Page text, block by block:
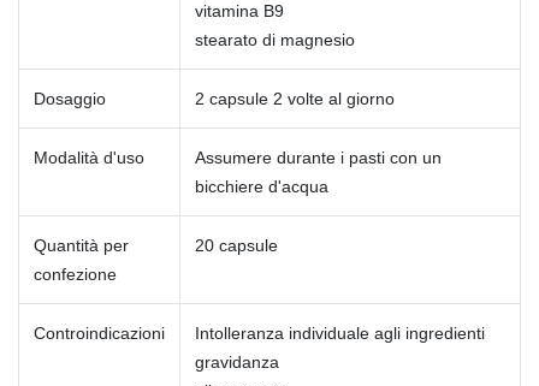
vitamina B9
stearato di magnesio
Dosaggio 2 capsule 2 volte al giorno
Modalità d'uso
Assumere durante i pasti con un
bicchiere d'acqua
Quantità per
confezione
20 capsule
Controindicazioni
Intolleranza individuale agli ingredienti
gravidanza